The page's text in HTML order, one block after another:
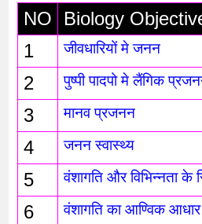
NO
Biology
1
जीवधारियों मे जनन
2 पुष्पी पादपो मे लैंगिक
3 मानव प्रजनन
4 जनन स्वास्थ्य
5 वंशागति और विभिन्नता के
6 वंशागति का आण्विक आधार